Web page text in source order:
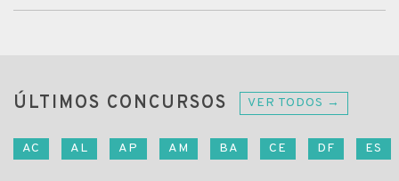
ÚLTIMOS CONCURSOS VER TODOS →
AC AL AP AM BA CE DF ES